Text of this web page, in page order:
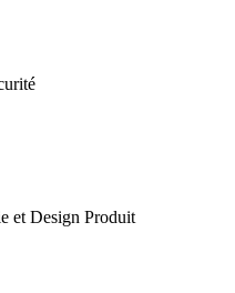
et Design Produit